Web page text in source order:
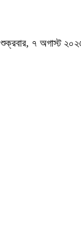
শুক্রবার, ৭ অগাস্ট ২০২৬